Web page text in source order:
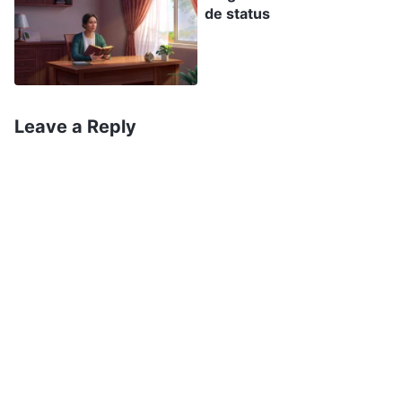
é a fonte da vida do homem”). Ao ler as palavras de
Deus, passei a entender que o destino de todos
está nas mãos de Deus. Quando minha esposa
porque ela teve sorte, mas por causa da
de status
Leave a Reply